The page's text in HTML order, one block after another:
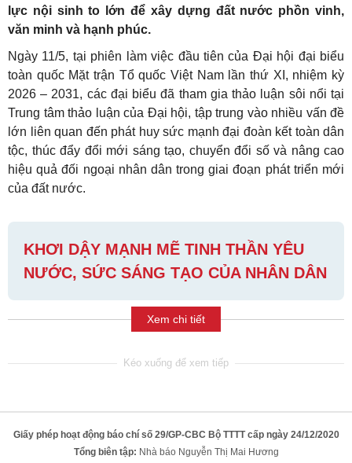
lực nội sinh to lớn để xây dựng đất nước phồn vinh,
văn minh và hạnh phúc.
Ngày 11/5, tại phiên làm việc đầu tiên của Đại hội đại biểu
toàn quốc Mặt trận Tổ quốc Việt Nam lần thứ XI, nhiệm kỳ
2026 – 2031, các đại biểu đã tham gia thảo luận sôi nổi tại
Trung tâm thảo luận của Đại hội, tập trung vào nhiều vấn đề
lớn liên quan đến phát huy sức mạnh đại đoàn kết toàn dân
tộc, thúc đẩy đổi mới sáng tạo, chuyển đổi số và nâng cao
hiệu quả đối ngoại nhân dân trong giai đoạn phát triển mới
của đất nước.
KHƠI DẬY MẠNH MẼ TINH THẦN YÊU
NƯỚC, SỨC SÁNG TẠO CỦA NHÂN DÂN
Xem chi tiết
Giấy phép hoạt động báo chí số 29/GP-CBC Bộ TTTT cấp ngày 24/12/2020
Tổng biên tập: Nhà báo Nguyễn Thị Mai Hương